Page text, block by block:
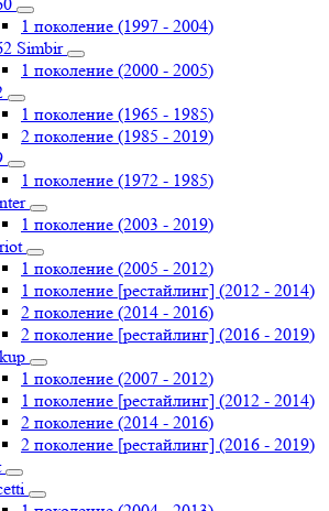
1 поколение (1997 - 2004)
Simbir
1 поколение (2000 - 2005)
1 поколение (1965 - 1985)
2 поколение (1985 - 2019)
1 поколение (1972 - 1985)
1 поколение (2003 - 2019)
1 поколение (2005 - 2012)
1 поколение [рестайлинг] (2012 - 2014)
2 поколение (2014 - 2016)
2 поколение [рестайлинг] (2016 - 2019)
1 поколение (2007 - 2012)
1 поколение [рестайлинг] (2012 - 2014)
2 поколение (2014 - 2016)
2 поколение [рестайлинг] (2016 - 2019)